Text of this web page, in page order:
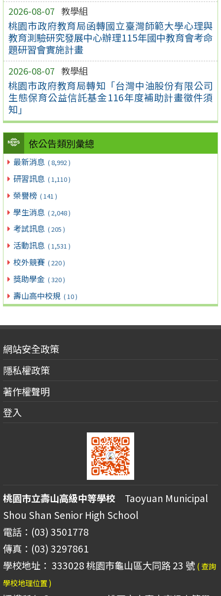
2026-08-07 教學組
桃園市政府教育局函轉國立臺灣師範大學心理與
教育測驗研究發展中心辦理115年國中教育會考命
題研習會實施計畫
2026-08-07 教學組
桃園市政府教育局轉知「台灣中油股份有限公司
生態保育公益信託基金116年度補助計畫徵件須
知」
依公告類別彙總
最新消息 ( 8,992 )
研習訊息 ( 1,110 )
榮譽榜 ( 141 )
學生消息 ( 2,048 )
考試訊息 ( 205 )
活動訊息 ( 1,531 )
校外競賽 ( 220 )
獎助學金 ( 320 )
壽山高中校規 ( 10 )
網站安全政策
隱私權政策
著作權聲明
登入
桃園市立壽山高級中等學校 Taoyuan Municipal
Shou Shan Senior High School
電話：(03) 3501778
傳真：(03) 3297861
學校地址： 333028 桃園市龜山區大同路 23 號 ( 查詢
學校地理位置 )